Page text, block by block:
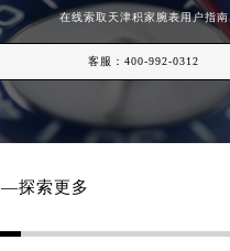
在线索取天津积家腕表用户指南
客服：400-992-0312
—探索更多